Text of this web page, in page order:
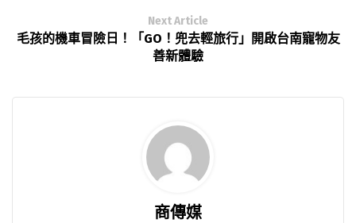
Next Article
毛孩的機車冒險日！「GO！兜去輕旅行」開啟台南寵物友
善新體驗
商傳媒